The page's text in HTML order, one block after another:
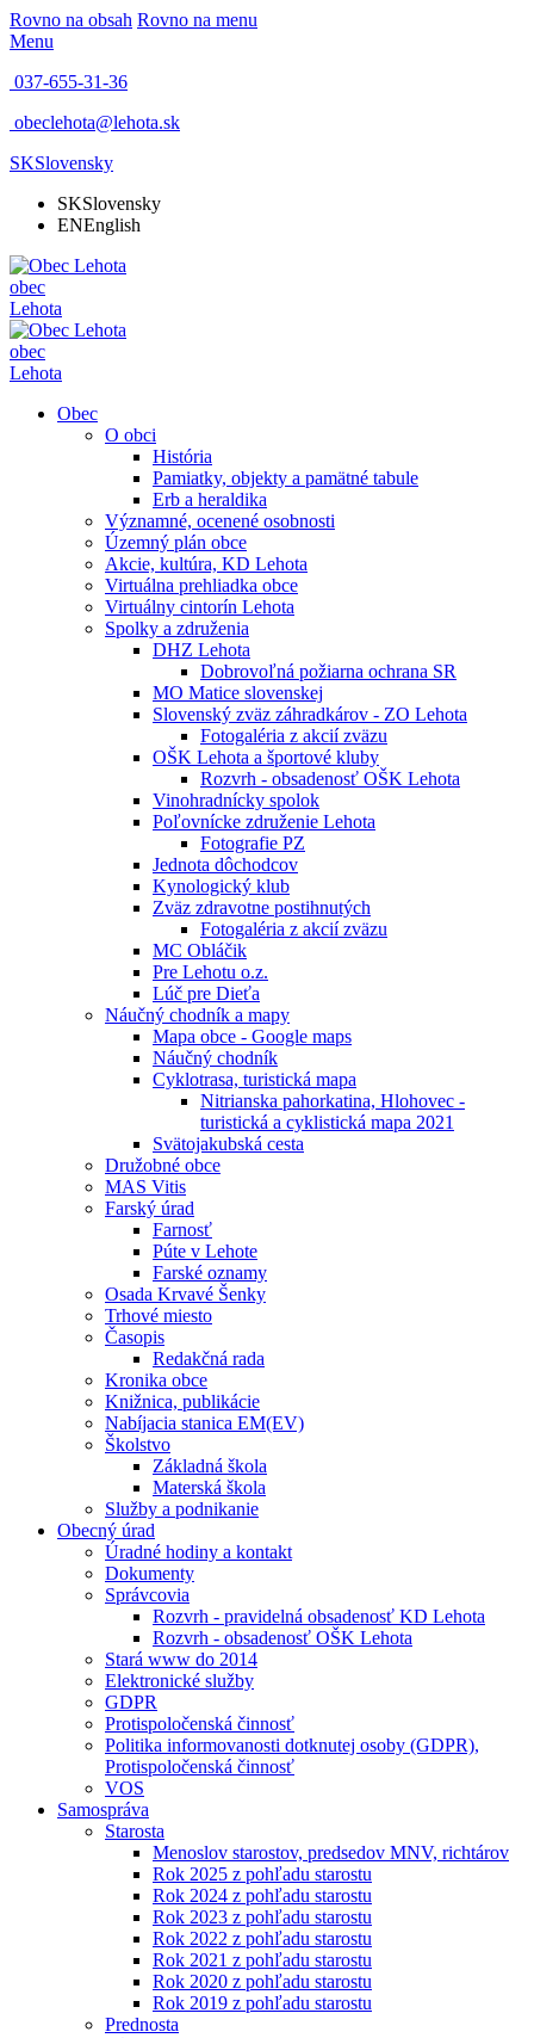
Rovno na obsah Rovno na menu
Menu
037-655-31-36
obeclehota@lehota.sk
SKSlovensky
SKSlovensky
ENEnglish
obec
Lehota
obec
Lehota
Obec
O obci
História
Pamiatky, objekty a pamätné tabule
Erb a heraldika
Významné, ocenené osobnosti
Územný plán obce
Akcie, kultúra, KD Lehota
Virtuálna prehliadka obce
Virtuálny cintorín Lehota
Spolky a združenia
DHZ Lehota
Dobrovoľná požiarna ochrana SR
MO Matice slovenskej
Slovenský zväz záhradkárov - ZO Lehota
Fotogaléria z akcií zväzu
OŠK Lehota a športové kluby
Rozvrh - obsadenosť OŠK Lehota
Vinohradnícky spolok
Poľovnícke združenie Lehota
Fotografie PZ
Jednota dôchodcov
Kynologický klub
Zväz zdravotne postihnutých
Fotogaléria z akcií zväzu
MC Obláčik
Pre Lehotu o.z.
Lúč pre Dieťa
Náučný chodník a mapy
Mapa obce - Google maps
Náučný chodník
Cyklotrasa, turistická mapa
Nitrianska pahorkatina, Hlohovec -
turistická a cyklistická mapa 2021
Svätojakubská cesta
Družobné obce
MAS Vitis
Farský úrad
Farnosť
Púte v Lehote
Farské oznamy
Osada Krvavé Šenky
Trhové miesto
Časopis
Redakčná rada
Kronika obce
Knižnica, publikácie
Nabíjacia stanica EM(EV)
Školstvo
Základná škola
Materská škola
Služby a podnikanie
Obecný úrad
Úradné hodiny a kontakt
Dokumenty
Správcovia
Rozvrh - pravidelná obsadenosť KD Lehota
Rozvrh - obsadenosť OŠK Lehota
Stará www do 2014
Elektronické služby
GDPR
Protispoločenská činnosť
Politika informovanosti dotknutej osoby (GDPR),
Protispoločenská činnosť
VOS
Samospráva
Starosta
Menoslov starostov, predsedov MNV, richtárov
Rok 2025 z pohľadu starostu
Rok 2024 z pohľadu starostu
Rok 2023 z pohľadu starostu
Rok 2022 z pohľadu starostu
Rok 2021 z pohľadu starostu
Rok 2020 z pohľadu starostu
Rok 2019 z pohľadu starostu
Prednosta